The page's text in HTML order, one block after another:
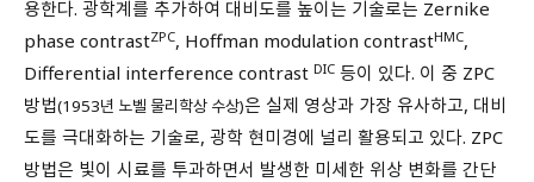
용한다. 광학계를 추가하여 대비도를 높이는 기술로는 Zernike
phase contrastZPC, Hoffman modulation contrastHMC,
Differential interference contrast DIC 등이 있다. 이 중 ZPC
방법(1953년 노벨 물리학상 수상)은 실제 영상과 가장 유사하고, 대비
도를 극대화하는 기술로, 광학 현미경에 널리 활용되고 있다. ZPC
방법은 빛이 시료를 투과하면서 발생한 미세한 위상 변화를 간단